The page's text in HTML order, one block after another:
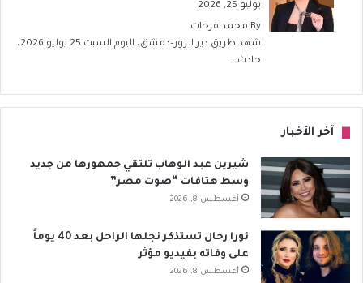
يوليو 25, 2026
By محمد فرحات
شهد طريق دير الزور–دمشق، اليوم السبت 25 يوليو 2026،
حادث...
آخر الأخبار
شيرين عبد الوهاب تلتقي جمهورها من جديد
وسط هتافات “صوت مصر”
أغسطس 8, 2026
نورا رحال تستذكر نجلها الراحل بعد 40 يوماً
على وفاته بفيديو مؤثر
أغسطس 8, 2026